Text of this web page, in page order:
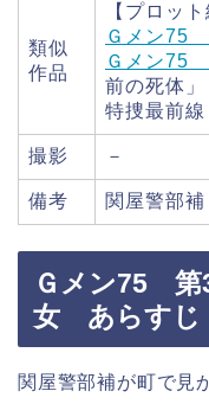
類似
作品
【プロット
Ｇメン75
Ｇメン75
前の死体」
特捜最前
撮影 －
備考 関屋警部補
Ｇメン75
女 あらすじ
関屋警部補が町で見